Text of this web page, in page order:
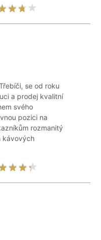
se od roku
a prodej kvalitní
svého
pozici na
rozmanitý
kávových